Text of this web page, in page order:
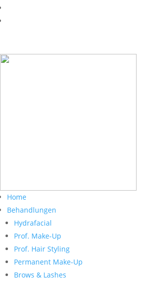
Home
Behandlungen
Hydrafacial
Prof. Make-Up
Prof. Hair Styling
Permanent Make-Up
Brows & Lashes